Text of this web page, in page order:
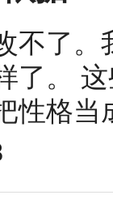
不了
了。
性格